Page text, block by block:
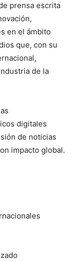
prensa escrita
en el ámbito
que, con su
de la
digitales
de noticias
impacto global.